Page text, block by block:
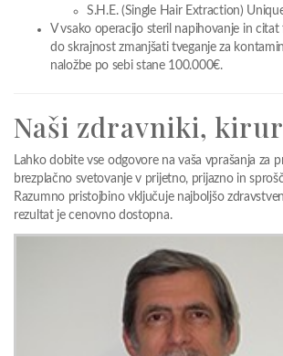
S.H.E. (Single Hair Extraction)
V vsako operacijo steril napihovanje in citat
do skrajnost zmanjšati tveganje za
naložbe po sebi stane 100.000€.
Naši zdravniki,
Lahko dobite vse odgovore na vaša vprašanja za
brezplačno svetovanje v prijetno, prijazno in
Razumno pristojbino vključuje najboljšo
rezultat je cenovno dostopna.